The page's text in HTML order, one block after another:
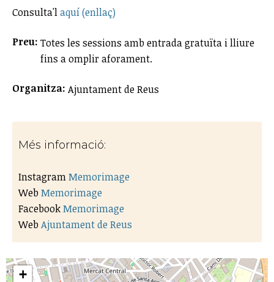
Consulta'laquí (enllaç)
Preu: Totes les sessions amb entrada gratuïta i lliure
fins a omplir aforament.
Organitza: Ajuntament de Reus
Més informació:
InstagramMemorimage
WebMemorimage
FacebookMemorimage
WebAjuntament de Reus
+